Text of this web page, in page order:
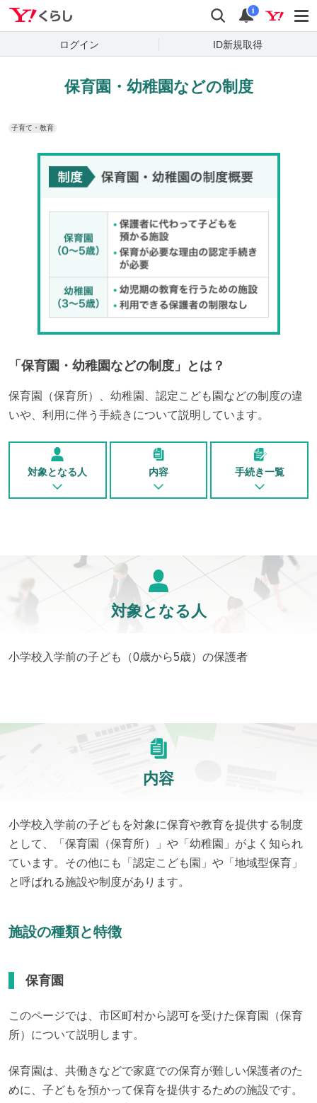
検索 通知
i
ログイン ID新規取得
保育園・幼稚園などの制度
子育て・教育
「 保育園・幼稚園などの制度 」とは？
保育園（保育所）、幼稚園、認定こども園などの制度の違
いや、利用に伴う手続きについて説明しています。
対象となる人 内容 手続き一覧
対象となる人
小学校入学前の子ども（0歳から5歳）の保護者
内容
小学校入学前の子どもを対象に保育や教育を提供する制度
として、「保育園（保育所）」や「幼稚園」がよく知られ
ています。その他にも「認定こども園」や「地域型保育」
と呼ばれる施設や制度があります。
施設の種類と特徴
保育園
このページでは、市区町村から認可を受けた保育園（保育
所）について説明します。
保育園は、共働きなどで家庭での保育が難しい保護者のた
めに、子どもを預かって保育を提供するための施設です。